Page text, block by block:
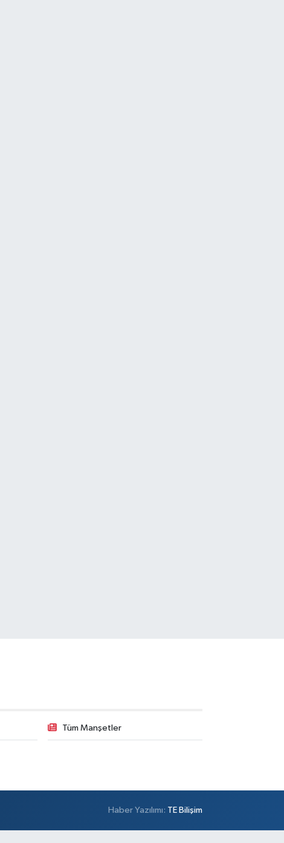
Tüm Manşetler
Haber Yazılımı: TE Bilişim